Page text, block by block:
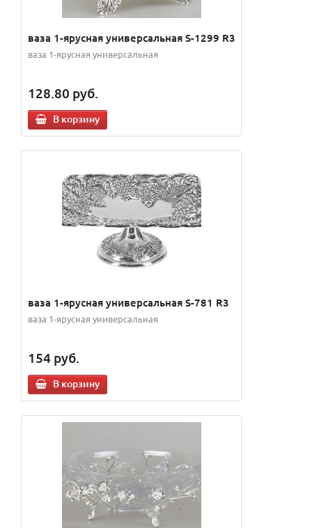
ваза 1-ярусная универсальная S-1299 R3
ваза 1-ярусная универсальная
128.80 руб.
В корзину
ваза 1-ярусная универсальная S-781 R3
ваза 1-ярусная универсальная
154 руб.
В корзину